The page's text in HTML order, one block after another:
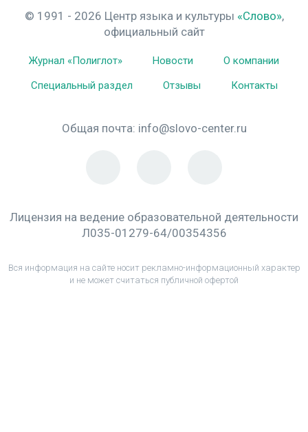
© 1991 - 2026 Центр языка и культуры «Слово»,
официальный сайт
Журнал «Полиглот» Новости
О компании
Специальный раздел
Отзывы Контакты
Общая почта: info@slovo-center.ru
Лицензия на ведение образовательной деятельности
Л035-01279-64/00354356
Вся информация на сайте носит рекламно-информационный характер
и не может считаться публичной офертой